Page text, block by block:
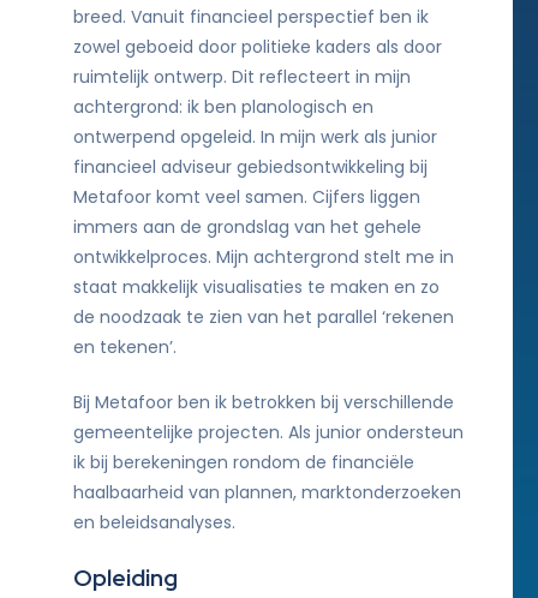
breed. Vanuit financieel perspectief ben ik
zowel geboeid door politieke kaders als door
ruimtelijk ontwerp. Dit reflecteert in mijn
achtergrond: ik ben planologisch en
ontwerpend opgeleid. In mijn werk als junior
financieel adviseur gebiedsontwikkeling bij
Metafoor komt veel samen. Cijfers liggen
immers aan de grondslag van het gehele
ontwikkelproces. Mijn achtergrond stelt me in
staat makkelijk visualisaties te maken en zo
de noodzaak te zien van het parallel ‘rekenen
en tekenen’.
Bij Metafoor ben ik betrokken bij verschillende
gemeentelijke projecten. Als junior ondersteun
ik bij berekeningen rondom de financiële
haalbaarheid van plannen, marktonderzoeken
en beleidsanalyses.
Opleiding